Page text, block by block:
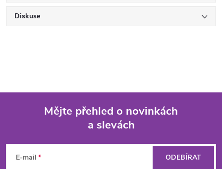
Diskuse
Mějte přehled o novinkách
a slevách
E-mail ODEBÍRAT